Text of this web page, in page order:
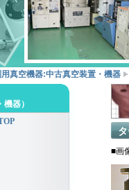
真空機器:中古真空装置・機器
■画
機器）